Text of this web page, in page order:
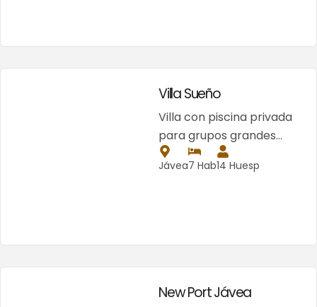
Villa Sueño
Villa con piscina privada
para grupos grandes…
Jávea7 Hab14 Huesp
New Port Jávea